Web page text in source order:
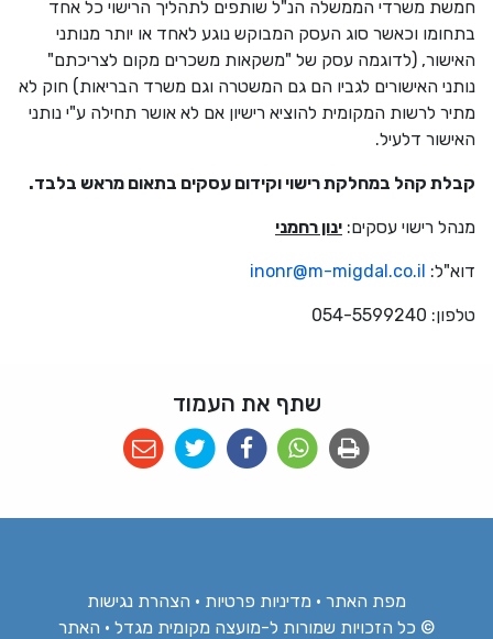
חמשת משרדי הממשלה הנ"ל שותפים לתהליך הרישוי כל אחד
בתחומו וכאשר סוג העסק המבוקש נוגע לאחד או יותר מנותני
האישור, (לדוגמה עסק של "משקאות משכרים מקום לצריכתם"
נותני האישורים לגביו הם גם המשטרה וגם משרד הבריאות) חוק לא
מתיר לרשות המקומית להוציא רישיון אם לא אושר תחילה ע"י נותני
האישור דלעיל.
קבלת קהל במחלקת רישוי וקידום עסקים בתאום מראש בלבד.
מנהל רישוי עסקים: ינון רחמני
דוא"ל: inonr@m-migdal.co.il
טלפון: 054-5599240
שתף את העמוד
מפת האתר • מדיניות פרטיות • הצהרת נגישות
© כל הזכויות שמורות ל-מועצה מקומית מגדל • האתר